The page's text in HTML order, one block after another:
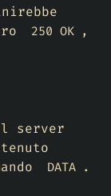
250 OK ,
server
DATA .